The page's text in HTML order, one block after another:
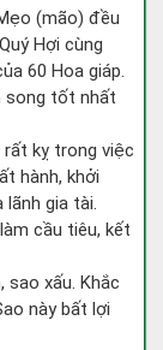
(mão) đều
Hợi cùng
60 Hoa giáp.
song tốt nhất
rất kỵ trong việc
hành, khởi
lãnh gia tài.
cầu tiêu, kết
sao xấu. Khắc
này bất lợi